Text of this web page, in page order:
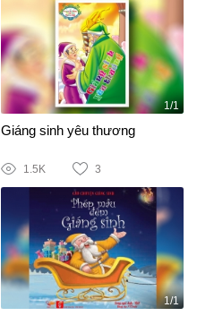
1/1
Giáng sinh yêu thương
1.5K 3
1/1